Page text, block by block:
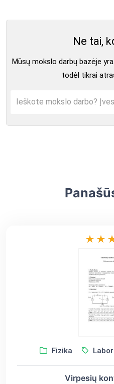
Ne tai,
Mūsų mokslo darbų bazėje
todėl tikrai
Fizika
Virpesių